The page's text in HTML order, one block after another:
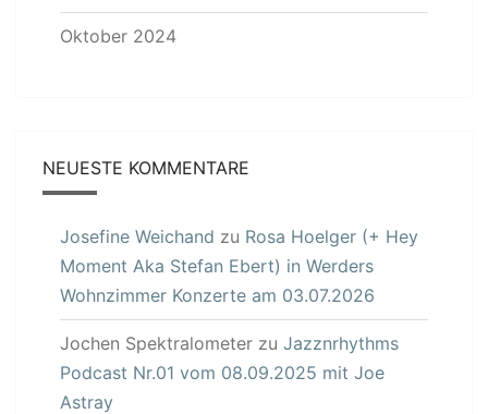
Oktober 2024
NEUESTE KOMMENTARE
Josefine Weichand zu Rosa Hoelger (+ Hey
Moment Aka Stefan Ebert) in Werders
Wohnzimmer Konzerte am 03.07.2026
Jochen Spektralometer zu Jazznrhythms
Podcast Nr.01 vom 08.09.2025 mit Joe
Astray